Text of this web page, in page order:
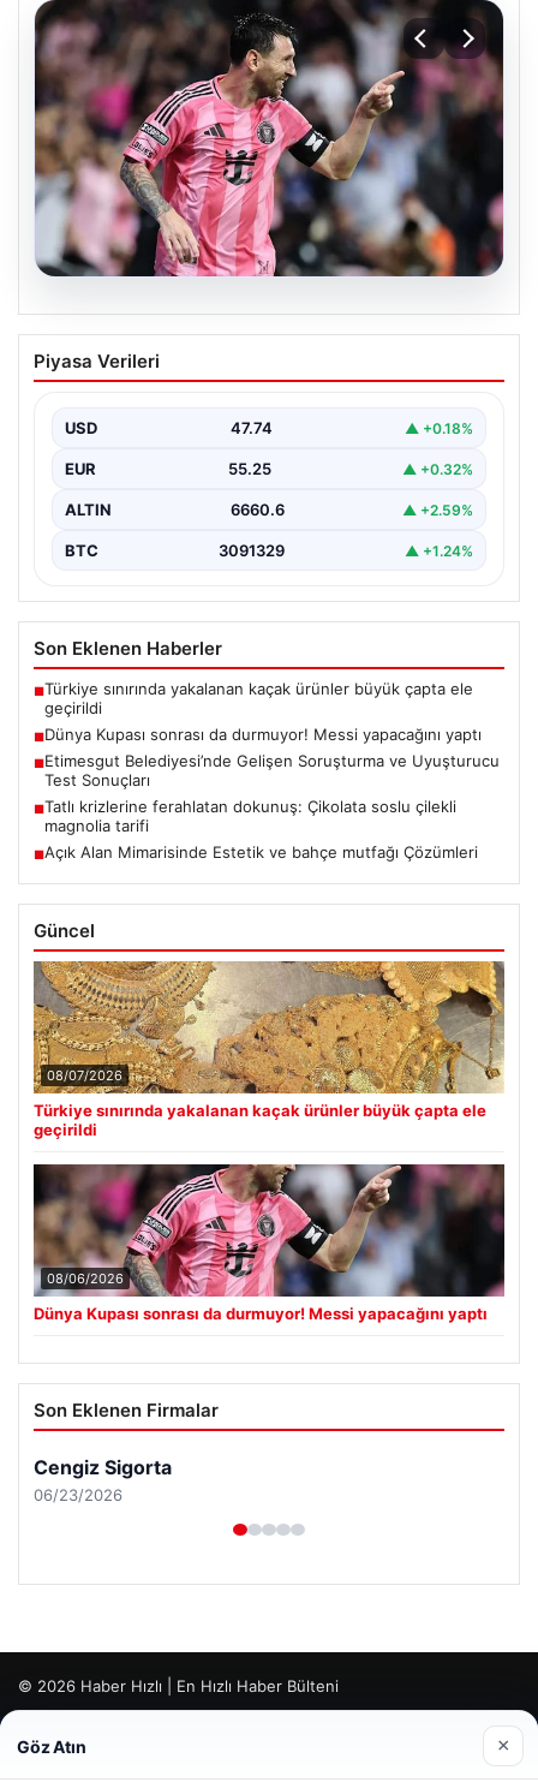
06.08.2026
Dünya Kupası sonrası da durmuyor!
Messi yapacağını yaptı
Piyasa Verileri
USD 47.74 ▲ +0.18%
EUR 55.25 ▲ +0.32%
ALTIN 6660.6 ▲ +2.59%
BTC 3091329 ▲ +1.24%
Son Eklenen Haberler
■Türkiye sınırında yakalanan kaçak ürünler büyük çapta ele
geçirildi
■Dünya Kupası sonrası da durmuyor! Messi yapacağını yaptı
■Etimesgut Belediyesi’nde Gelişen Soruşturma ve Uyuşturucu
Test Sonuçları
■Tatlı krizlerine ferahlatan dokunuş: Çikolata soslu çilekli
magnolia tarifi
■Açık Alan Mimarisinde Estetik ve bahçe mutfağı Çözümleri
Güncel
08/07/2026
Türkiye sınırında yakalanan kaçak ürünler büyük çapta ele
geçirildi
08/06/2026
Dünya Kupası sonrası da durmuyor! Messi yapacağını yaptı
Son Eklenen Firmalar
Cengiz Sigorta
06/23/2026
© 2026 Haber Hızlı | En Hızlı Haber Bülteni
Web sitemizi nasıl kullandığınızı daha iyi anlayabilmek,
deneyiminizi kişiselleştirmek ve geliştirmek amacıyla çerezler
Göz Atın ×
lemagrup.com.tr
escort
escort
escort
escortescort
escort
İzle